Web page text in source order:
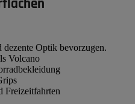
Optik bevorzugen.
Volcano
Freizeitfahrten